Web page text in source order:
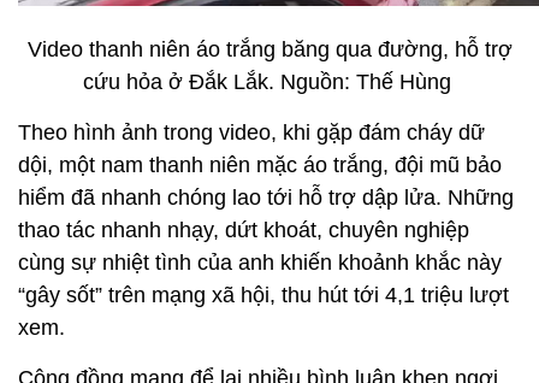
Video thanh niên áo trắng băng qua đường, hỗ trợ
cứu hỏa ở Đắk Lắk. Nguồn: Thế Hùng
Theo hình ảnh trong video, khi gặp đám cháy dữ
dội, một nam thanh niên mặc áo trắng, đội mũ bảo
hiểm đã nhanh chóng lao tới hỗ trợ dập lửa. Những
thao tác nhanh nhạy, dứt khoát, chuyên nghiệp
cùng sự nhiệt tình của anh khiến khoảnh khắc này
“gây sốt” trên mạng xã hội, thu hút tới 4,1 triệu lượt
xem.
Cộng đồng mạng để lại nhiều bình luận khen ngợi